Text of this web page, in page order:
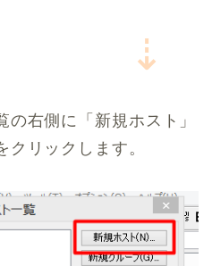
⇣
右側に「新規ホスト」
リックします。